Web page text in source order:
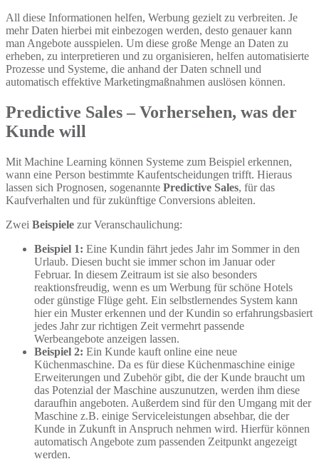
All diese Informationen helfen, Werbung gezielt zu verbreiten. Je
mehr Daten hierbei mit einbezogen werden, desto genauer kann
man Angebote ausspielen. Um diese große Menge an Daten zu
erheben, zu interpretieren und zu organisieren, helfen automatisierte
Prozesse und Systeme, die anhand der Daten schnell und
automatisch effektive Marketingmaßnahmen auslösen können.
Predictive Sales – Vorhersehen, was der
Kunde will
Mit Machine Learning können Systeme zum Beispiel erkennen,
wann eine Person bestimmte Kaufentscheidungen trifft. Hieraus
lassen sich Prognosen, sogenannte Predictive Sales, für das
Kaufverhalten und für zukünftige Conversions ableiten.
Zwei Beispiele zur Veranschaulichung:
Beispiel 1: Eine Kundin fährt jedes Jahr im Sommer in den
Urlaub. Diesen bucht sie immer schon im Januar oder
Februar. In diesem Zeitraum ist sie also besonders
reaktionsfreudig, wenn es um Werbung für schöne Hotels
oder günstige Flüge geht. Ein selbstlernendes System kann
hier ein Muster erkennen und der Kundin so erfahrungsbasiert
jedes Jahr zur richtigen Zeit vermehrt passende
Werbeangebote anzeigen lassen.
Beispiel 2: Ein Kunde kauft online eine neue
Küchenmaschine. Da es für diese Küchenmaschine einige
Erweiterungen und Zubehör gibt, die der Kunde braucht um
das Potenzial der Maschine auszunutzen, werden ihm diese
daraufhin angeboten. Außerdem sind für den Umgang mit der
Maschine z.B. einige Serviceleistungen absehbar, die der
Kunde in Zukunft in Anspruch nehmen wird. Hierfür können
automatisch Angebote zum passenden Zeitpunkt angezeigt
werden.